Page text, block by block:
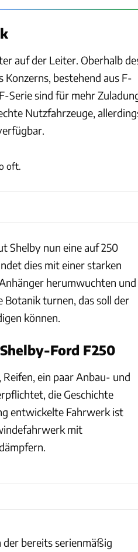
auf der Leiter. Oberhalb
bestehend aus F-
Serie sind für mehr
Nutzfahrzeuge,
oft.
Shelby nun eine auf 250
dies mit einer starken
herumwuchten und
Botanik turnen, das soll der
können.
Ford F250
ein paar Anbau- und
die Geschichte
entwickelte Fahrwerk ist
mit
der bereits serienmäßig